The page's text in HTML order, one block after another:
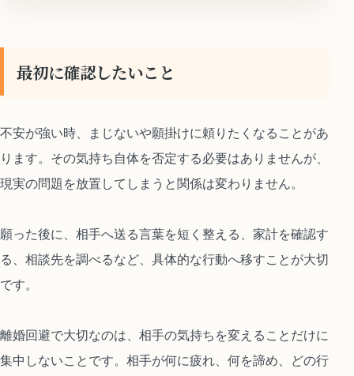
最初に確認したいこと
不安が強い時、まじないや願掛けに頼りたくなることがあ
ります。その気持ち自体を否定する必要はありませんが、
現実の問題を放置してしまうと関係は変わりません。
願った後に、相手へ送る言葉を短く整える、家計を確認す
る、相談先を調べるなど、具体的な行動へ移すことが大切
です。
離婚回避で大切なのは、相手の気持ちを変えることだけに
集中しないことです。相手が何に疲れ、何を諦め、どの行